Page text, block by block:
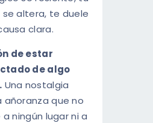
altera, te duele
clara.
de estar
de algo
Una nostalgia
añoranza que no
ningún lugar ni a